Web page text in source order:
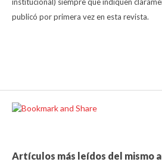
publicó por primera vez en esta revista.
Artículos más leídos del mismo